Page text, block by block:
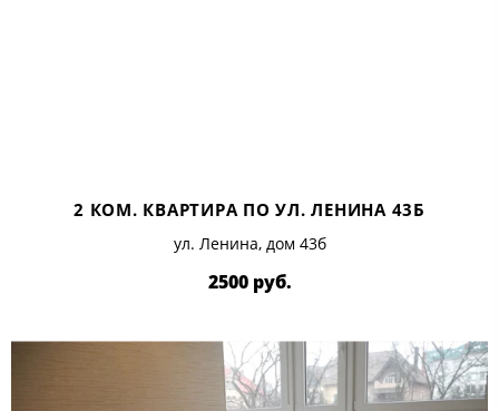
2 КОМ. КВАРТИРА ПО УЛ. ЛЕНИНА 43Б
ул. Ленина, дом 43б
2500 руб.